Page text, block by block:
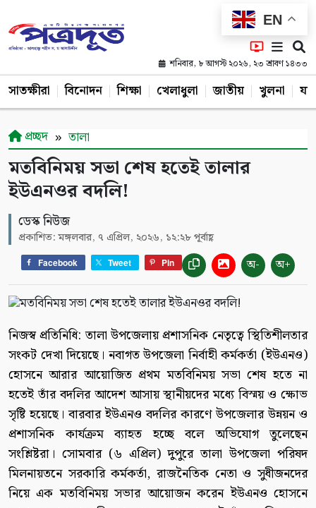
EN
শনিবার, ৮ আগস্ট ২০২৬, ২৩ শ্রাবণ ১৪৩৩
সাতক্ষীরা বিনোদন শিক্ষা খেলাধুলা জাতীয় খুলনা
প্রচ্ছদ তালা
মতবিনিময় সভা শেষ হতেই তালার
ইউএনওর বদলি!
ডেস্ক নিউজ
প্রকাশিত: মঙ্গলবার, ৭ এপ্রিল, ২০২৬, ১২:২৮ পূর্বাহ্ণ
Facebook Tweet Pin অ- অ+
নিজস্ব প্রতিনিধি: তালা উপজেলায় প্রশাসনিক নেতৃত্বে স্থিতিশীলতার
সংকট দেখা দিয়েছে। নবাগত উপজেলা নির্বাহী কর্মকর্তা (ইউএনও)
হোসনে আরার আয়োজিত প্রথম মতবিনিময় সভা শেষ হতে না
হতেই তাঁর বদলির আদেশ আসায় স্থানীয়দের মধ্যে বিস্ময় ও ক্ষোভ
সৃষ্টি হয়েছে। বারবার ইউএনও বদলির কারণে উপজেলার উন্নয়ন ও
প্রশাসনিক কার্যক্রম ব্যাহত হচ্ছে বলে অভিযোগ তুলেছেন
সংশ্লিষ্টরা। সোমবার (৬ এপ্রিল) দুপুরে তালা উপজেলা পরিষদ
মিলনায়তনে সরকারি কর্মকর্তা, রাজনৈতিক নেতা ও সুধীজনদের
নিয়ে এক মতবিনিময় সভার আয়োজন করেন ইউএনও হোসনে